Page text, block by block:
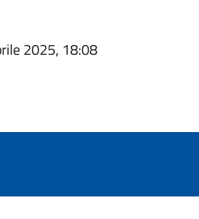
2025, 18:08